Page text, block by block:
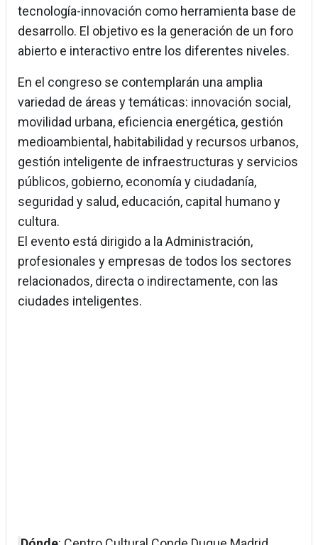
tecnología-innovación como herramienta base de
desarrollo. El objetivo es la generación de un foro
abierto e interactivo entre los diferentes niveles.
En el congreso se contemplarán una amplia
variedad de áreas y temáticas: innovación social,
movilidad urbana, eficiencia energética, gestión
medioambiental, habitabilidad y recursos urbanos,
gestión inteligente de infraestructuras y servicios
públicos, gobierno, economía y ciudadanía,
seguridad y salud, educación, capital humano y
cultura.
El evento está dirigido a la Administración,
profesionales y empresas de todos los sectores
relacionados, directa o indirectamente, con las
ciudades inteligentes.